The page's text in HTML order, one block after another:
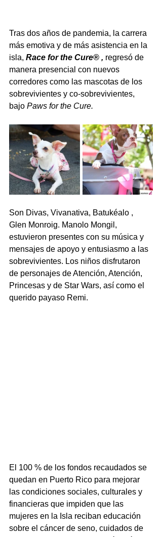
Tras dos años de pandemia, la carrera
más emotiva y de más asistencia en la
isla, Race for the Cure® , regresó de
manera presencial con nuevos
corredores como las mascotas de los
sobrevivientes y co-sobrevivientes,
bajo Paws for the Cure.
Son Divas, Vivanativa, Batukéalo ,
Glen Monroig. Manolo Mongil,
estuvieron presentes con su música y
mensajes de apoyo y entusiasmo a las
sobrevivientes. Los niños disfrutaron
de personajes de Atención, Atención,
Princesas y de Star Wars, así como el
querido payaso Remi.
El 100 % de los fondos recaudados se
quedan en Puerto Rico para mejorar
las condiciones sociales, culturales y
financieras que impiden que las
mujeres en la Isla reciban educación
sobre el cáncer de seno, cuidados de